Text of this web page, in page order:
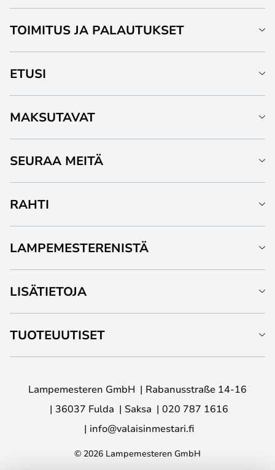
TOIMITUS JA PALAUTUKSET
ETUSI
MAKSUTAVAT
SEURAA MEITÄ
RAHTI
LAMPEMESTERENISTÄ
LISÄTIETOJA
TUOTEUUTISET
Lampemesteren GmbH
Rabanusstraße 14-16
36037 Fulda
Saksa
020 787 1616
info@valaisinmestari.fi
© 2026 Lampemesteren GmbH